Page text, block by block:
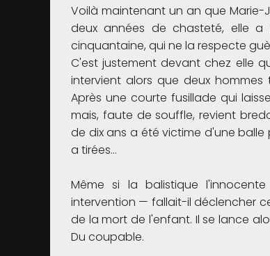
Voilà maintenant un an que
deux années de chasteté, elle
cinquantaine, qui ne la respecte
C'est justement devant chez elle
intervient alors que deux
Après une courte fusillade qui
mais, faute de souffle, revient
de dix ans a été victime d'une
a tirées…
Même si la balistique
intervention — fallait-il déclencher
de la mort de l'enfant. Il se lance
Du coupable.